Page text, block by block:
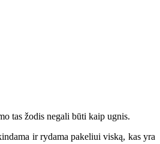
tas žodis negali būti kaip ugnis.
ir rydama pakeliui viską, kas yra